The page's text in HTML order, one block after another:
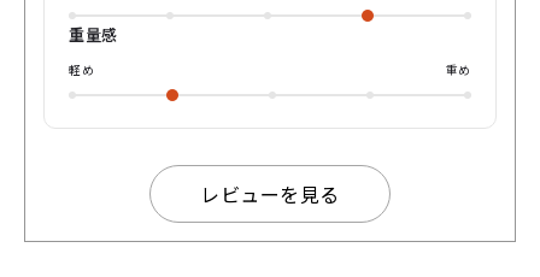
重量感
軽め 重め
レビューを見る